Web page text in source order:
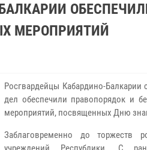
МЕРОПРИЯТИЙ
Росгвардейцы Кабардино-Балкарии
дел обеспечили правопорядок и
мероприятий, посвященных Дню
Заблаговременно до торжеств